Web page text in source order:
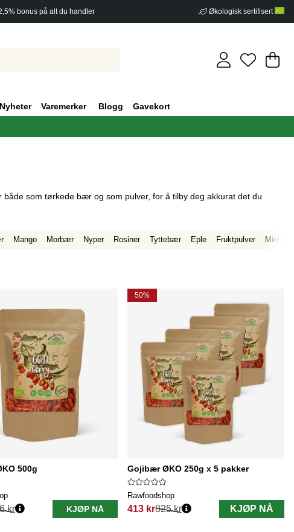
bonus på alt du handler Økologisk sertifisert
.
Nyheter Varemerker Blogg Gavekort
som tørkede bær og som pulver, for å tilby deg akkurat det du
Mango Morbær Nyper Rosiner Tyttebær Eple Fruktpulver
500g
kr KJØP NÅ
50%
Gojibær ØKO 250g x 5 pakker
Rawfoodshop
413 kr
Vanlig pris:
825 kr KJØP NÅ